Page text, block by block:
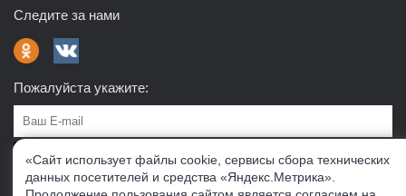
Следите за нами
Пожалуйста укажите:
Подписаться
«Сайт использует файлы cookie, сервисы сбора технических
данных посетителей и средства «Яндекс.Метрика».